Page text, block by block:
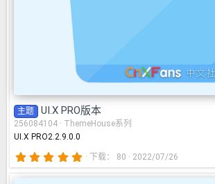
主题 UI.X PRO版本
256084104
ThemeHouse系列
UI.X PRO2.2.9.0.0
5
.
0
下载 80 2022/07/26